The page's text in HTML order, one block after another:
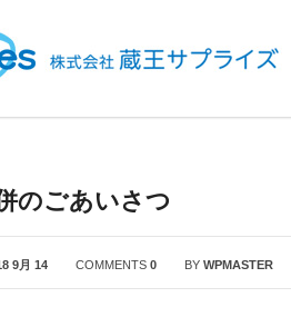
のごあいさつ
9月 14 COMMENTS 0 BY WPMASTER